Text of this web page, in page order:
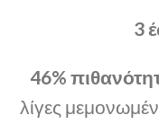
3
46%
λίγες